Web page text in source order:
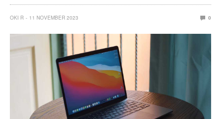
OKI R 11 NOVEMBER 2023 0